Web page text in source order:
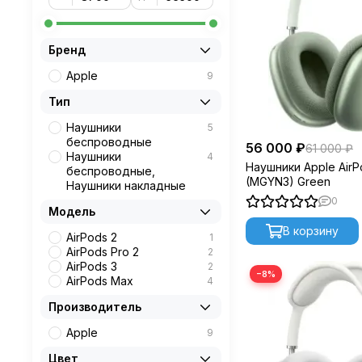
оказываетесь
Сенсорное
принимать
трек или
Защита от
спортом и
можете легко
Не упустите
56 000 ₽61 000 ₽
Наушники Apple
(MGYN3) Green
0
В корзину
−8%
Бренд
Apple
9
Тип
Наушники
беспроводные
5
Наушники
беспроводные,
Наушники накладные
4
Модель
AirPods 2
1
AirPods Pro 2 2
AirPods 3 2
AirPods Max 4
Производитель
Apple
9
Цвет